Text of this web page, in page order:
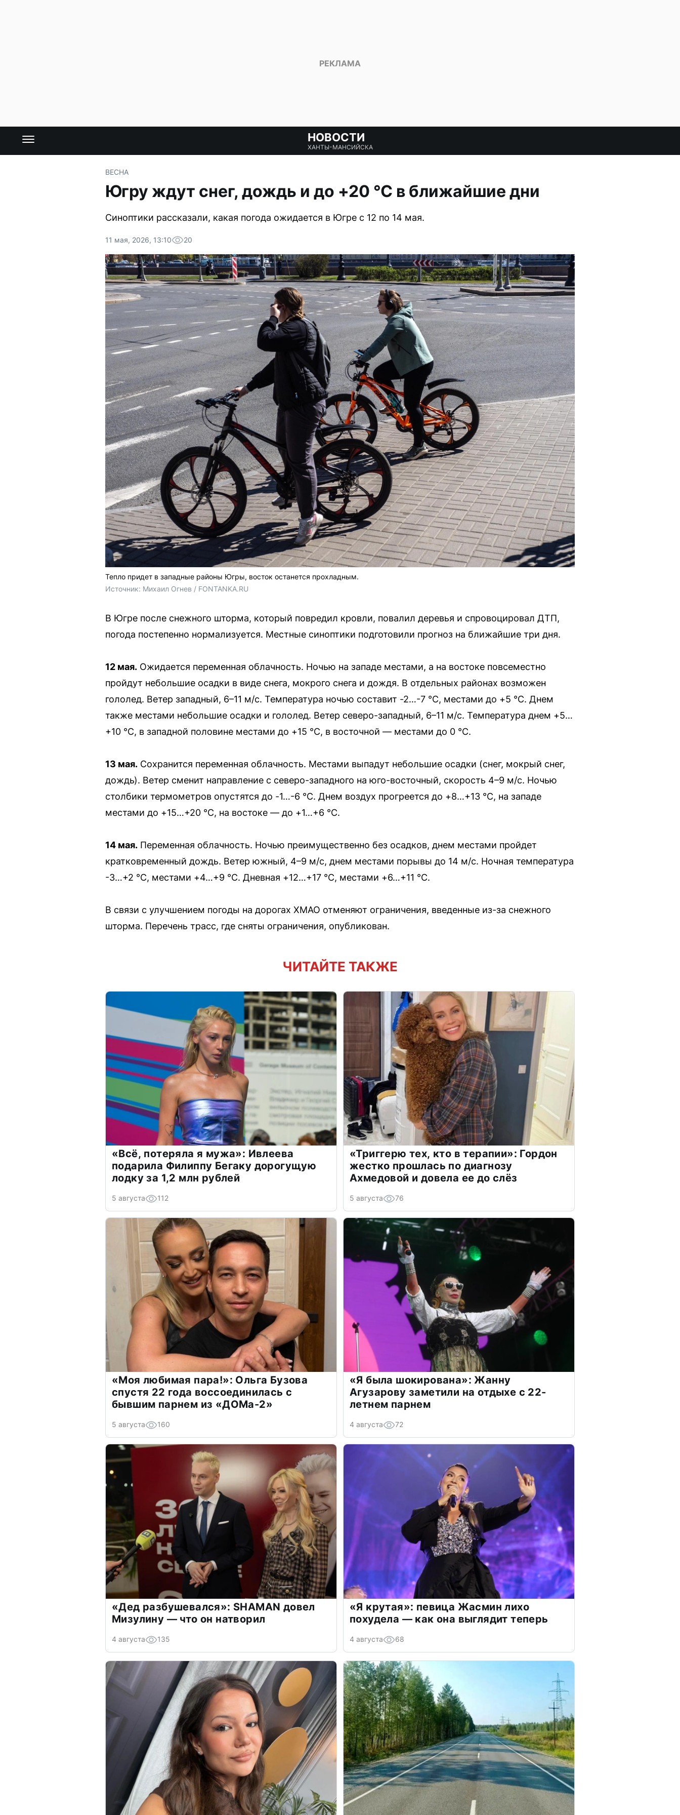
НОВОСТИ
ХАНТЫ-МАНСИЙСКА
ВЕСНА
Югру ждут снег, дождь и до +20 °С в ближайшие дни
Синоптики рассказали, какая погода ожидается в Югре с 12 по 14 мая.
11 мая, 2026, 13:10 20
Тепло придет в западные районы Югры, восток останется прохладным.
Источник: Михаил Огнев / FONTANKA.RU
В Югре после снежного шторма, который повредил кровли, повалил деревья и спровоцировал ДТП,
погода постепенно нормализуется. Местные синоптики подготовили прогноз на ближайшие три дня.
12 мая. Ожидается переменная облачность. Ночью на западе местами, а на востоке повсеместно
пройдут небольшие осадки в виде снега, мокрого снега и дождя. В отдельных районах возможен
гололед. Ветер западный, 6–11 м/с. Температура ночью составит -2…-7 °С, местами до +5 °С. Днем
также местами небольшие осадки и гололед. Ветер северо-западный, 6–11 м/с. Температура днем +5…
+10 °С, в западной половине местами до +15 °С, в восточной — местами до 0 °С.
13 мая. Сохранится переменная облачность. Местами выпадут небольшие осадки (снег, мокрый снег,
дождь). Ветер сменит направление с северо-западного на юго-восточный, скорость 4–9 м/с. Ночью
столбики термометров опустятся до -1…-6 °С. Днем воздух прогреется до +8…+13 °С, на западе
местами до +15…+20 °С, на востоке — до +1…+6 °С.
14 мая. Переменная облачность. Ночью преимущественно без осадков, днем местами пройдет
кратковременный дождь. Ветер южный, 4–9 м/с, днем местами порывы до 14 м/с. Ночная температура
-3…+2 °С, местами +4…+9 °С. Дневная +12…+17 °С, местами +6…+11 °С.
В связи с улучшением погоды на дорогах ХМАО отменяют ограничения, введенные из-за снежного
шторма. Перечень трасс, где сняты ограничения, опубликован.
ЧИТАЙТЕ ТАКЖЕ
«Всё, потеряла я мужа»: Ивлеева
подарила Филиппу Бегаку дорогущую
лодку за 1,2 млн рублей
5 августа 112
«Триггерю тех, кто в терапии»: Гордон
жестко прошлась по диагнозу
Ахмедовой и довела ее до слёз
5 августа 76
«Моя любимая пара!»: Ольга Бузова
спустя 22 года воссоединилась с
бывшим парнем из «ДОМа-2»
5 августа 160
«Я была шокирована»: Жанну
Агузарову заметили на отдыхе с 22-
летнем парнем
4 августа 72
«Дед разбушевался»: SHAMAN довел
Мизулину — что он натворил
4 августа 135
«Я крутая»: певица Жасмин лихо
похудела — как она выглядит теперь
4 августа 68